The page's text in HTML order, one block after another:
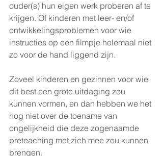
ouder(s) hun eigen werk proberen af te
krijgen. Of kinderen met leer- en/of
ontwikkelingsproblemen voor wie
instructies op een filmpje helemaal niet
zo voor de hand liggend zijn.
Zoveel kinderen en gezinnen voor wie
dit best een grote uitdaging zou
kunnen vormen, en dan hebben we het
nog niet over de toename van
ongelijkheid die deze zogenaamde
preteaching met zich mee zou kunnen
brengen.